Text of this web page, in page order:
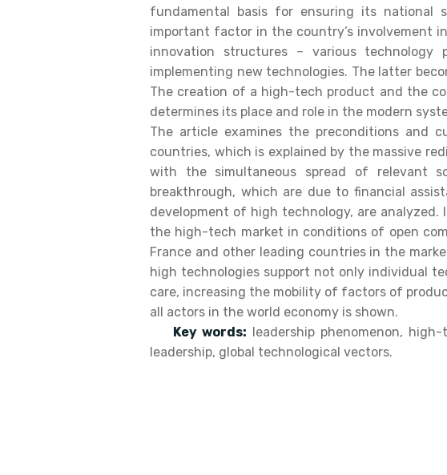
fundamental basis for ensuring its national
important factor in the country’s involvement
innovation structures – various technology
implementing new technologies. The latter
The creation of a high-tech product and the
determines its place and role in the modern
The article examines the preconditions and
countries, which is explained by the massive
with the simultaneous spread of relevant
breakthrough, which are due to financial
development of high technology, are
the high-tech market in conditions of open
France and other leading countries in the
high technologies support not only individual
care, increasing the mobility of factors of
all actors in the world economy is shown.
Key words: leadership phenomenon,
leadership, global technological vectors.